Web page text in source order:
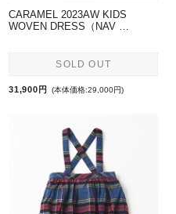
CARAMEL 2023AW KIDS
WOVEN DRESS（NAV …
SOLD OUT
31,900円 (本体価格:29,000円)